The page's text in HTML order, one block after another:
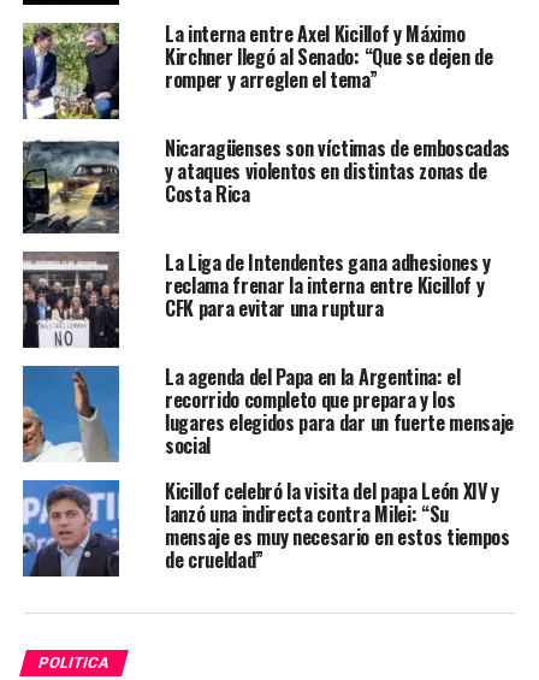
La interna entre Axel Kicillof y Máximo
Kirchner llegó al Senado: “Que se dejen de
romper y arreglen el tema”
Nicaragüenses son víctimas de emboscadas
y ataques violentos en distintas zonas de
Costa Rica
La Liga de Intendentes gana adhesiones y
reclama frenar la interna entre Kicillof y
CFK para evitar una ruptura
La agenda del Papa en la Argentina: el
recorrido completo que prepara y los
lugares elegidos para dar un fuerte mensaje
social
Kicillof celebró la visita del papa León XIV y
lanzó una indirecta contra Milei: “Su
mensaje es muy necesario en estos tiempos
de crueldad”
POLITICA